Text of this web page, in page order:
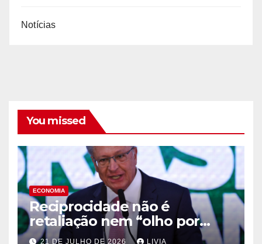
Notícias
You missed
ECONOMIA
Reciprocidade não é
retaliação nem “olho por
olho”, diz Alckmin
21 DE JULHO DE 2026 LIVIA